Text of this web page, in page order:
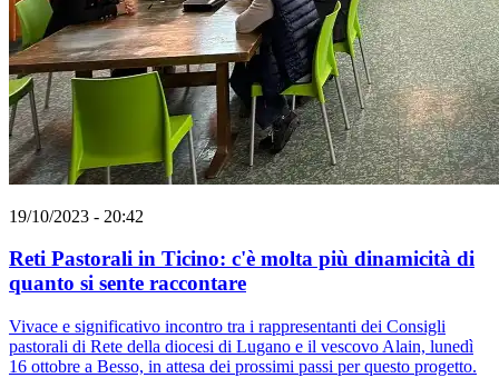
19/10/2023 - 20:42
Reti Pastorali in Ticino: c'è molta più dinamicità di
quanto si sente raccontare
Vivace e significativo incontro tra i rappresentanti dei Consigli
pastorali di Rete della diocesi di Lugano e il vescovo Alain, lunedì
16 ottobre a Besso, in attesa dei prossimi passi per questo progetto.